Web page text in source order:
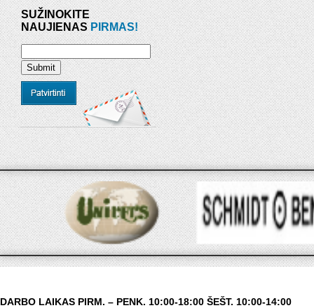
SUŽINOKITE
NAUJIENASPIRMAS!
DARBO LAIKAS PIRM. – PENK. 10:00-18:00 ŠEŠT. 10:00-14:00